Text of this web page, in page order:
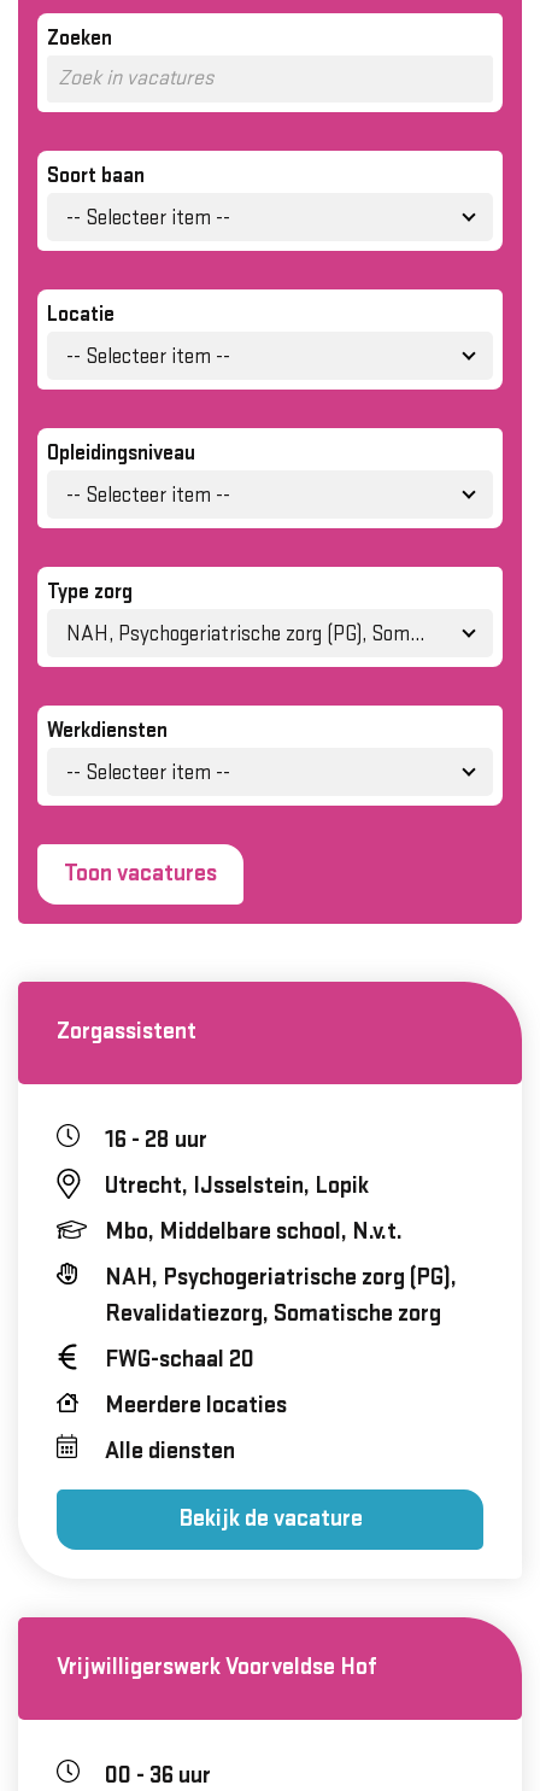
Zoeken
Soort baan
-- Selecteer item --
Locatie
-- Selecteer item --
Opleidingsniveau
-- Selecteer item --
Type zorg
NAH, Psychogeriatrische zorg (PG), Somatische zorg
Werkdiensten
-- Selecteer item --
Toon vacatures
Zorgassistent
16 - 28 uur
Utrecht, IJsselstein, Lopik
Mbo, Middelbare school, N.v.t.
NAH, Psychogeriatrische zorg (PG),
Revalidatiezorg, Somatische zorg
FWG-schaal 20
Meerdere locaties
Alle diensten
Bekijk de vacature
Vrijwilligerswerk Voorveldse Hof
00 - 36 uur